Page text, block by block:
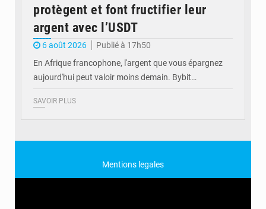
protègent et font fructifier leur
argent avec l’USDT
6 août 2026
Publié à 17h50
En Afrique francophone, l'argent que vous épargnez
aujourd'hui peut valoir moins demain. Bybit…
SAVOIR PLUS
Mentions legales